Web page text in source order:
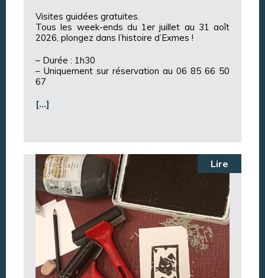
Visites guidées gratuites.
Tous les week-ends du 1er juillet au 31 aoît
2026, plongez dans l’histoire d’Exmes !
– Durée : 1h30
– Uniquement sur réservation au 06 85 66 50
67
[…]
Lire